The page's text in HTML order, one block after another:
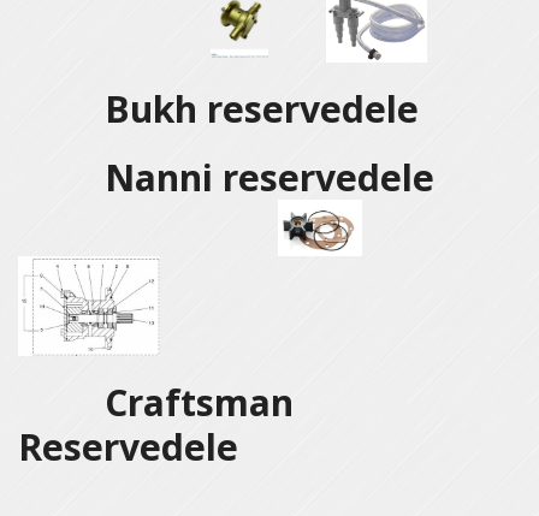
Bukh reservedele
Nanni reservedele
Craftsman
Reservedele